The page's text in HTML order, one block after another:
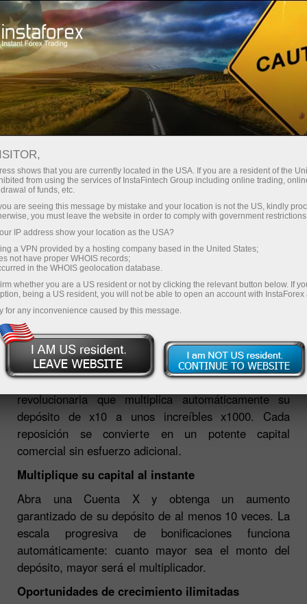
Acerca de InstaForex Noticias de la compañía
CUENTA X DE INSTAFOREX:
BONIFICACIÓN DE HASTA
X1000 POR CADA DEPÓSITO
23.02.2026 03:57 PM
InstaForex presenta la Cuenta X, una herramienta
revolucionaria que multiplica automáticamente su
depósito de x10 a unos increíbles x1000. Cada
reposición se convierte en un potente capital
comercial sin esfuerzo adicional.
Multiplique su capital al instante
Abra una Cuenta X y obtenga un aumento
garantizado de su depósito de al menos 10 veces. La
escala progresiva de bonificaciones funciona
automáticamente: cuanto mayor sea el monto del
depósito, mayor será el multiplicador.
Oportunidades de crecimiento ilimitadas
shows that you are currently located in the USA. If you are a resident of the
from using the services of InstaFintech Group including online trading,
of funds, etc.
are seeing this message by mistake and your location is not the US, kindly
you must leave the website in order to comply with government
IP address show your location as the USA?
a VPN provided by a hosting company based in the United States;
not have proper WHOIS records;
in the WHOIS geolocation database.
whether you are a US resident or not by clicking the relevant button below. If
being a US resident, you will not be able to open an account with InstaForex
for any inconvenience caused by this message.